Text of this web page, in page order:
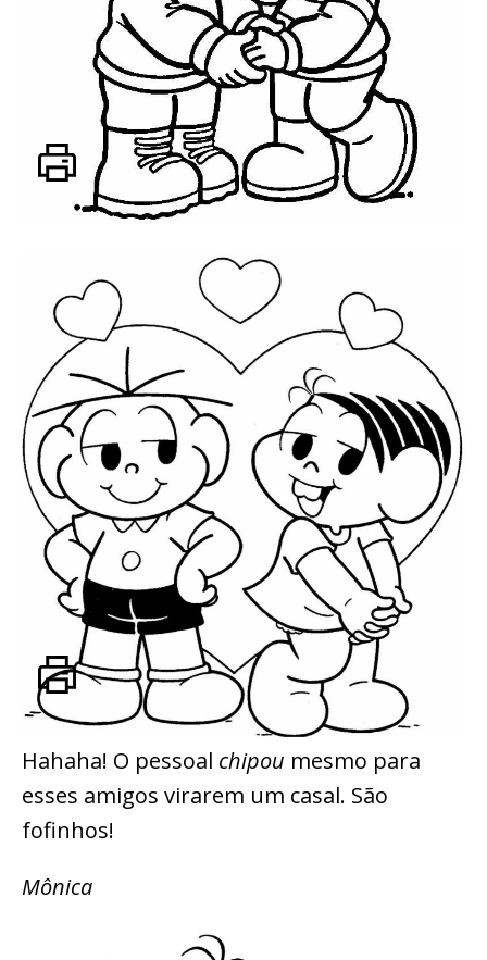
Hahaha! O pessoal chipou mesmo para
esses amigos virarem um casal. São
fofinhos!
Mônica